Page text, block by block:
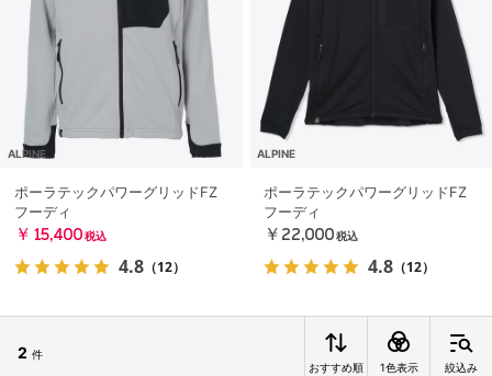
ALPINE
ポーラテックパワーグリッドFZ
フーディ
￥15,400 税込
4.8 （12）
ALPINE
ポーラテックパワーグリッドFZ
フーディ
￥22,000 税込
4.8 （12）
2 件
おすすめ順
1色表示 絞込み